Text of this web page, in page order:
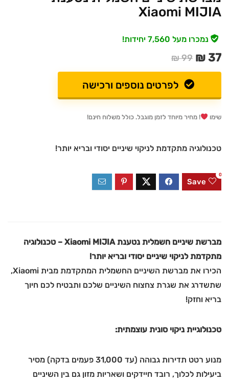
Xiaomi MIJIA
נמכרו מעל 7,560 יחידות!
37 ₪
99 ₪
לפרטים נוספים ורכישה
שימו ! מחיר מיוחד לזמן מוגבל. כולל משלוח חינם!
טכנולוגיה מתקדמת לניקוי שיניים יסודי ובריא יותר!
Save
0
מברשת שיניים חשמלית נטענת Xiaomi MIJIA – טכנולוגיה
מתקדמת לניקוי שיניים יסודי ובריא יותר!
הכירו את מברשת השיניים החשמלית המתקדמת מבית Xiaomi,
שתשדרג את שגרת צחצוח השיניים שלכם ותבטיח לכם חיוך
בריא וחזק!
טכנולוגיית ניקוי סונית עוצמתית:
מנוע רטט תדירות גבוהה (עד 31,000 פעמים בדקה) מסיר
ביעילות לכלוך, רובד חיידקים ושאריות מזון גם בין השיניים